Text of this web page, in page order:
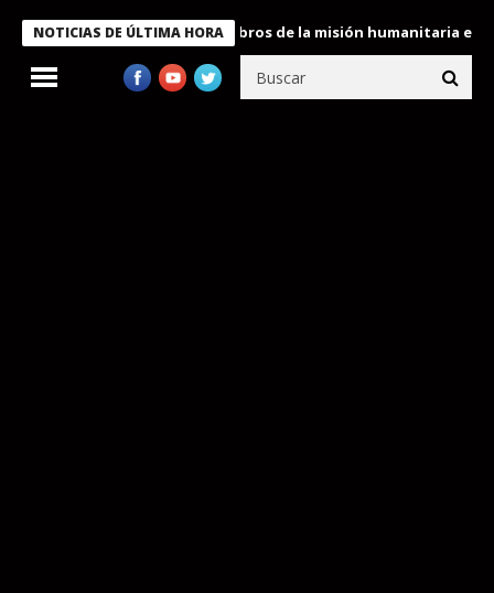
NOTICIAS DE ÚLTIMA HORA
Bukele condecora a miembros de la misión humanitaria enviada